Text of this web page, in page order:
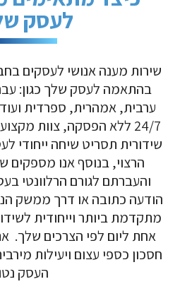
לעסק
שירות מענה אנושי לעסקים
בהתאמה לעסק שלך כגון:
ערבית, אמהרית, ספרדית
24/7 ללא הפסקה, צוות
שידורית תסריט שיחה ייחודי
הרצוי, בנוסף אנו מספקים
והעברתם לגורם הרלוונטי
הודעה כתובה או דרך ממשק
מתקדמת ביותר וייחודית
אחת ליום לפי הצרכים
חסכון כספי עצום ויעילות
העסק